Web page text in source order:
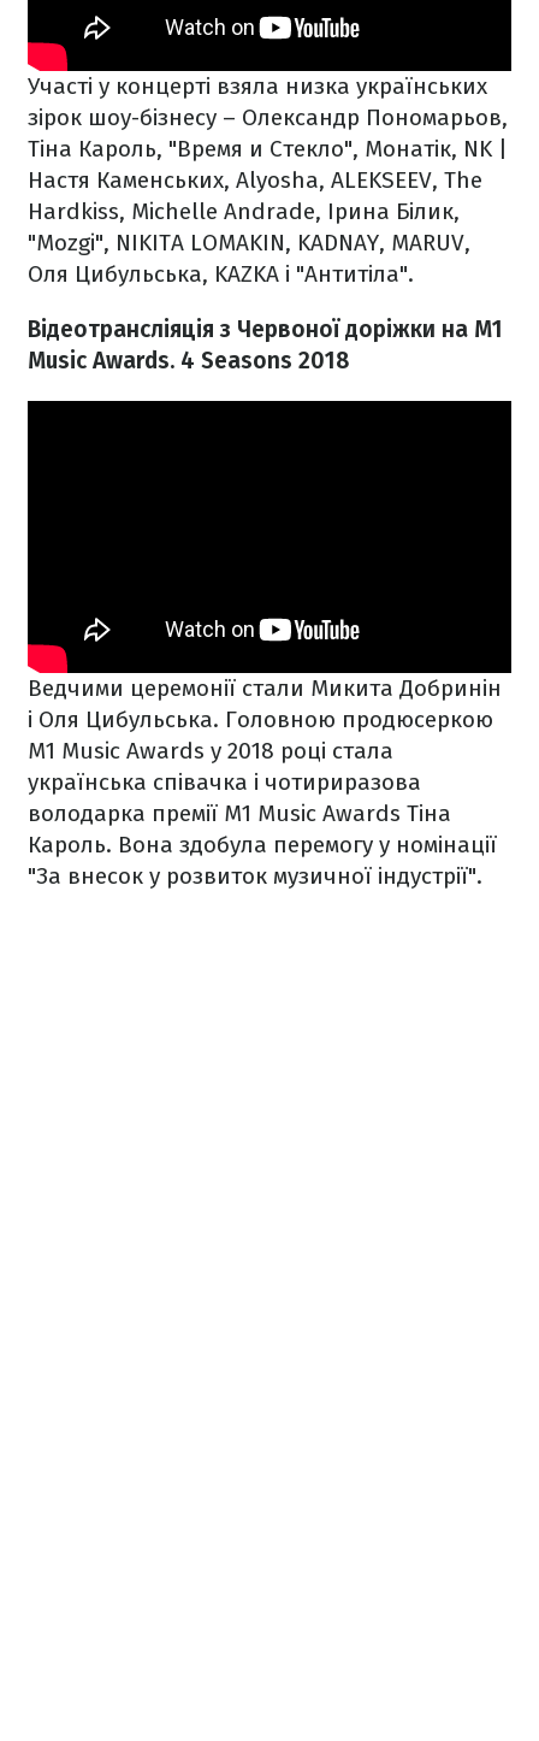
Участі у концерті взяла низка українських
зірок шоу-бізнесу – Олександр Пономарьов,
Тіна Кароль, "Время и Стекло", Монатік, NK |
Настя Каменських, Alyosha, ALEKSEEV, The
Hardkiss, Michelle Andrade, Ірина Білик,
"Mozgi", NIKITA LOMAKIN, KADNAY, MARUV,
Оля Цибульська, KAZKA і "Антитіла".
Відеотрансліяція з Червоної доріжки на M1
Music Awards. 4 Seasons 2018
Ведчими церемонії стали Микита Добринін
і Оля Цибульська. Головною продюсеркою
M1 Music Awards у 2018 році стала
українська співачка і чотириразова
володарка премії М1 Music Awards Тіна
Кароль. Вона здобула перемогу у номінації
"За внесок у розвиток музичної індустрії".